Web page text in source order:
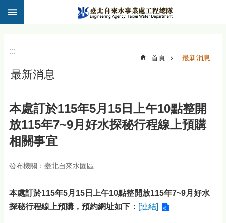
跳到主要內容區塊
:::
首頁 最新消息
最新消息
本處訂於115年5月15日上午10點整開
放115年7~9月好水探秘行程線上預購
相關事宜
發布機關：臺北自來水園區
本處訂於115年5月15日上午10點整開放115年7~9月好水
探秘行程線上預購，預約網址如下： [連結]